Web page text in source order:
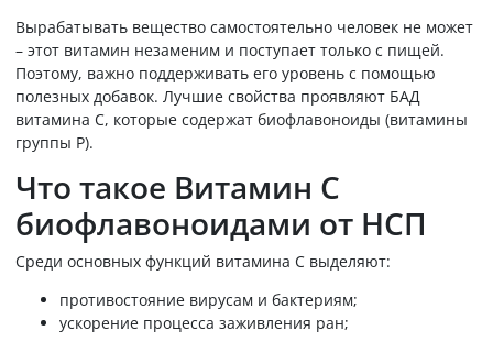
Вырабатывать вещество самостоятельно человек не может
– этот витамин незаменим и поступает только с пищей.
Поэтому, важно поддерживать его уровень с помощью
полезных добавок. Лучшие свойства проявляют БАД
витамина С, которые содержат биофлавоноиды (витамины
группы Р).
Что такое Витамин С
биофлавоноидами от НСП
Среди основных функций витамина С выделяют:
противостояние вирусам и бактериям;
ускорение процесса заживления ран;